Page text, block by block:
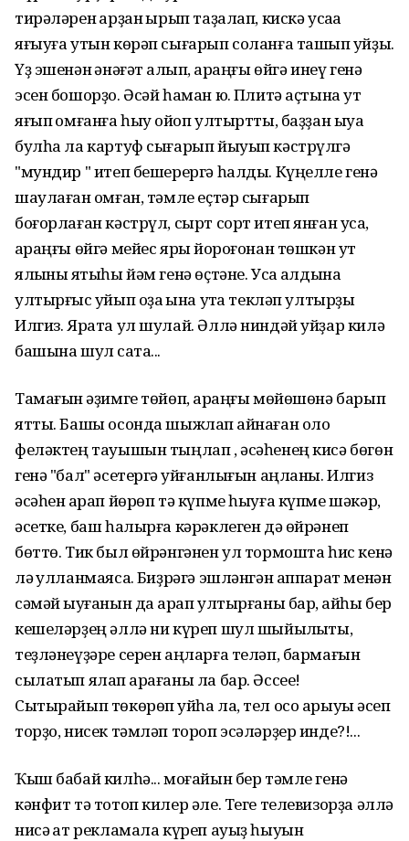
тирәләрен ҡарҙан ҡырып таҙалап, кискә усаҡҡа
яғыуға утын көрәп сығарып соланға ташып ҡуйҙы.
Үҙ эшенән ҡәнәғәт ҡалып, ҡараңғы өйгә инеү генә
эсен бошорҙо. Әсәй һаман юҡ. Плитә аҫтына ут
яғып ҡомғанға һыу ҡойоп ултыртты, баҙҙан ыуаҡ
булһа ла картуф сығарып йыуып кәстрүлгә
"мундир " итеп бешерергә һалды. Күңелле генә
шаулаған ҡомған, тәмле еҫтәр сығарып
боғорлаған кәстрүл, сырт сорт итеп янған усаҡ,
ҡараңғы өйгә мейес ярыҡ йороғонан төшкән ут
ялҡыны яҡтыһы йәм генә өҫтәне. Усаҡ алдына
ултырғыс ҡуйып оҙаҡ ҡына утҡа текләп ултырҙы
Илгиз. Ярата ул шулай. Әллә ниндәй уйҙар килә
башына шул саҡта...
Тамағын ҡәҙимге төйөп, ҡараңғы мөйөшөнә барып
ятты. Башы осонда шыжлап ҡайнаған оло
феләктең тауышын тыңлап , әсәһенең кисә бөгөн
генә "бал" әсетергә ҡуйғанлығын аңланы. Илгиз
әсәһен ҡарап йөрөп тә күпме һыуға күпме шәкәр,
әсетке, баш һалырға кәрәклеген дә өйрәнеп
бөттө. Тик был өйрәнгәнен ул тормошта һис кенә
лә ҡулланмаясаҡ. Биҙрәгә эшләнгән аппарат менән
сәмәй ҡыуғанын да ҡарап ултырғаны бар, ҡайһы бер
кешеләрҙең әллә ни күреп шул шыйыҡлыҡты,
теҙләнеүҙәре серен аңларға теләп, бармағын
сылатып ялап ҡарағаны ла бар. Әссее!
Сытырайып төкөрөп ҡуйһа ла, тел осо арыуыҡ әсеп
торҙо, нисек тәмләп тороп эсәләрҙер инде?!...
Ҡыш бабай килһә... моғайын бер тәмле генә
кәнфит тә тотоп килер әле. Теге телевизорҙа әллә
нисә ҡат рекламала күреп ауыҙ һыуын